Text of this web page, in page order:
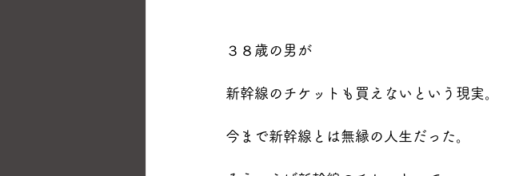
３８歳の男が
新幹線のチケットも買えないという現実。
今まで新幹線とは無縁の人生だった。